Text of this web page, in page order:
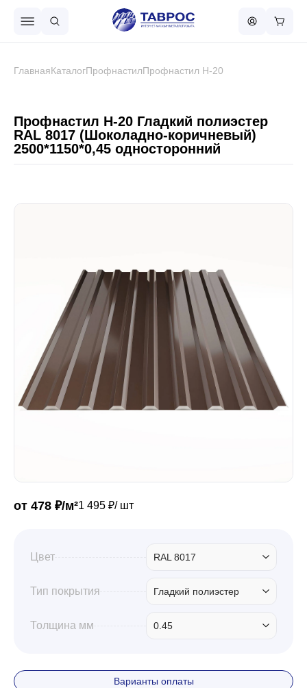
Металлочерепица
Сваи винтовые
Забор
Кровля
Профили для гипсокартона
ГлавнаяКаталогПрофнастилПрофнастил Н-20
Профнастил Н-20 Гладкий полиэстер
RAL 8017 (Шоколадно-коричневый)
2500*1150*0,45 односторонний
от 478 ₽/м²1 495 ₽/ шт
Цвет RAL 8017
Тип покрытия Гладкий полиэстер
Толщина мм 0.45
Варианты оплаты